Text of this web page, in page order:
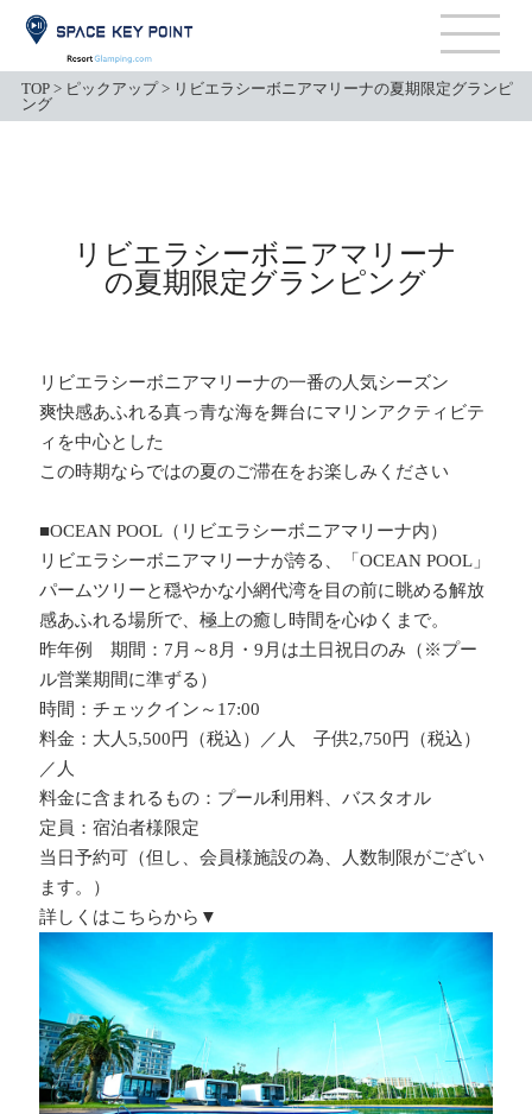
TOP > ピックアップ> リビエラシーボニアマリーナの夏期限定グランピ
ング
リビエラシーボニアマリーナ
の夏期限定グランピング
リビエラシーボニアマリーナの一番の人気シーズン
爽快感あふれる真っ青な海を舞台にマリンアクティビテ
ィを中心とした
この時期ならではの夏のご滞在をお楽しみください
■OCEAN POOL（リビエラシーボニアマリーナ内）
リビエラシーボニアマリーナが誇る、「OCEAN POOL」
パームツリーと穏やかな小網代湾を目の前に眺める解放
感あふれる場所で、極上の癒し時間を心ゆくまで。
昨年例 期間：7月～8月・9月は土日祝日のみ（※プー
ル営業期間に準ずる）
時間：チェックイン～17:00
料金：大人5,500円（税込）／人 子供2,750円（税込）
／人
料金に含まれるもの：プール利用料、バスタオル
定員：宿泊者様限定
当日予約可（但し、会員様施設の為、人数制限がござい
ます。）
詳しくはこちらから▼